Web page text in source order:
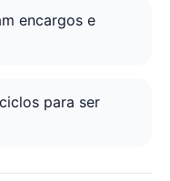
encargos e
para ser